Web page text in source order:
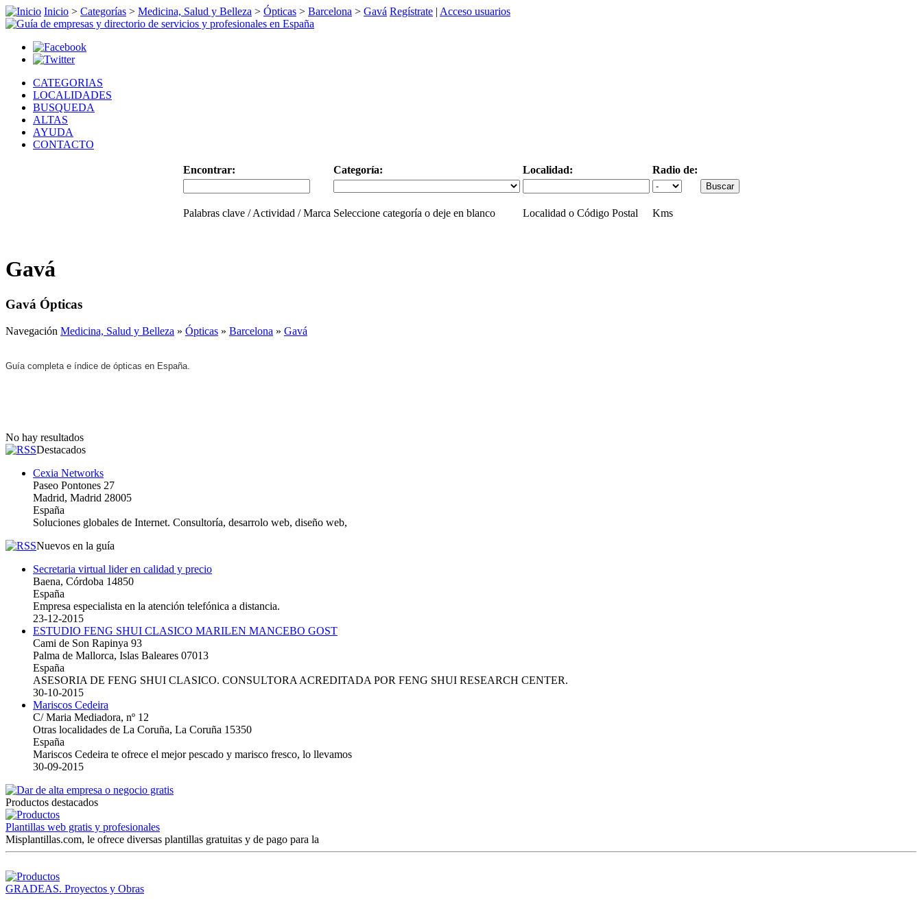
Inicio > Categorías > Medicina, Salud y Belleza > Ópticas > Barcelona > Gavá Regístrate | Acceso usuarios
CATEGORIAS
LOCALIDADES
BUSQUEDA
ALTAS
AYUDA
CONTACTO
Encontrar: Categoría: Localidad: Radio de:
Palabras clave / Actividad / Marca Seleccione categoría o deje en blanco Localidad o Código Postal Kms
Gavá
Gavá Ópticas
Navegación Medicina, Salud y Belleza » Ópticas » Barcelona » Gavá
Guía completa e índice de ópticas en España.
No hay resultados
Destacados
Cexia Networks
Paseo Pontones 27
Madrid, Madrid 28005
España
Soluciones globales de Internet. Consultoría, desarrolo web, diseño web,
Nuevos en la guía
Secretaria virtual lider en calidad y precio
Baena, Córdoba 14850
España
Empresa especialista en la atención telefónica a distancia.
23-12-2015
ESTUDIO FENG SHUI CLASICO MARILEN MANCEBO GOST
Cami de Son Rapinya 93
Palma de Mallorca, Islas Baleares 07013
España
ASESORIA DE FENG SHUI CLASICO. CONSULTORA ACREDITADA POR FENG SHUI RESEARCH CENTER.
30-10-2015
Mariscos Cedeira
C/ Maria Mediadora, nº 12
Otras localidades de La Coruña, La Coruña 15350
España
Mariscos Cedeira te ofrece el mejor pescado y marisco fresco, lo llevamos
30-09-2015
Productos destacados
Plantillas web gratis y profesionales
Misplantillas.com, le ofrece diversas plantillas gratuitas y de pago para la
GRADEAS. Proyectos y Obras